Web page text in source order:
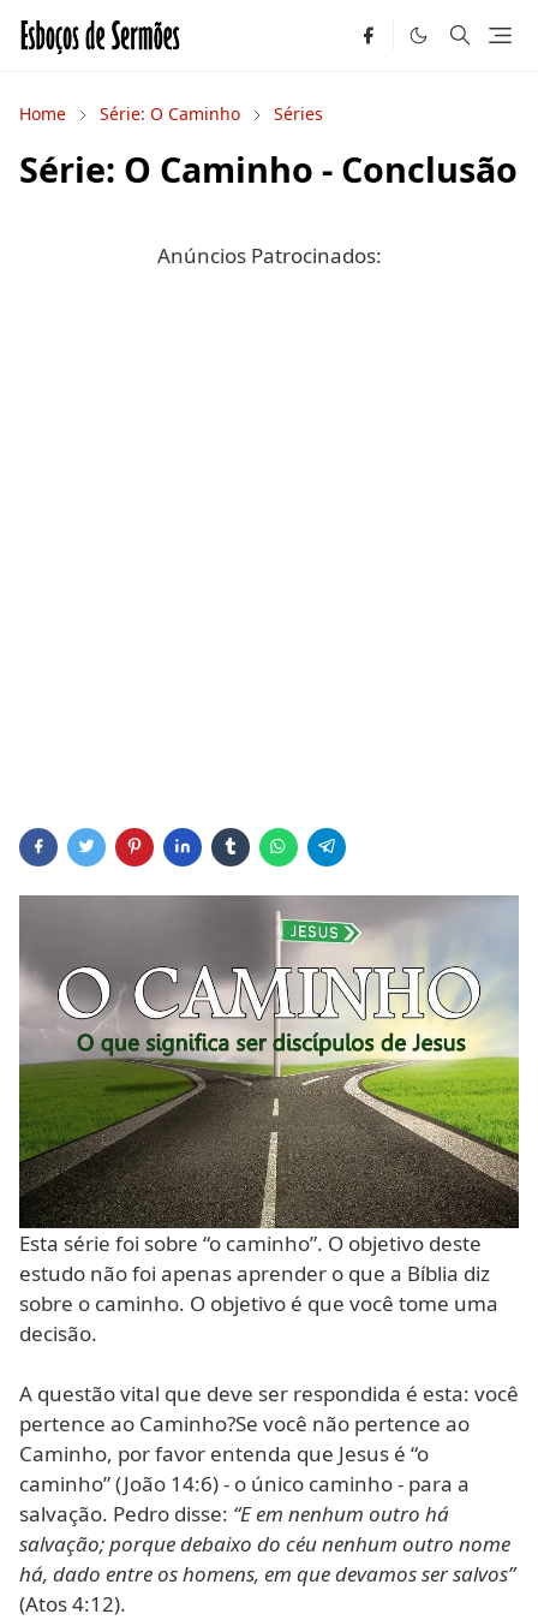
Home Série: O Caminho Séries
Série: O Caminho - Conclusão
Anúncios Patrocinados:
Esta série foi sobre “o caminho”. O objetivo deste
estudo não foi apenas aprender o que a Bíblia diz
sobre o caminho. O objetivo é que você tome uma
decisão.
A questão vital que deve ser respondida é esta: você
pertence ao Caminho?Se você não pertence ao
Caminho, por favor entenda que Jesus é “o
caminho” (João 14:6) - o único caminho - para a
salvação. Pedro disse: “E em nenhum outro há
salvação; porque debaixo do céu nenhum outro nome
há, dado entre os homens, em que devamos ser salvos”
(Atos 4:12).